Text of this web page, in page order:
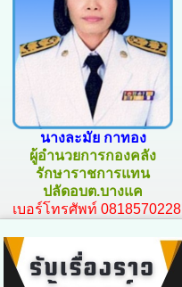
นางละมัย กาทอง
ผู้อำนวยการกองคลัง
รักษาราชการแทน
ปลัดอบต.บางแค
เบอร์โทรศัพท์ 0818570228